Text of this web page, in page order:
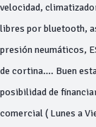
velocidad,
libres por bluetooth,
presión neumáticos,
de cortina…. Buen
posibilidad de
comercial ( Lunes a